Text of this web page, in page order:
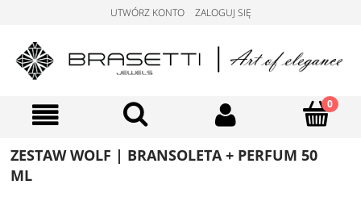
UTWÓRZ KONTO ZALOGUJ SIĘ
ZESTAW WOLF | BRANSOLETA + PERFUM 50
ML